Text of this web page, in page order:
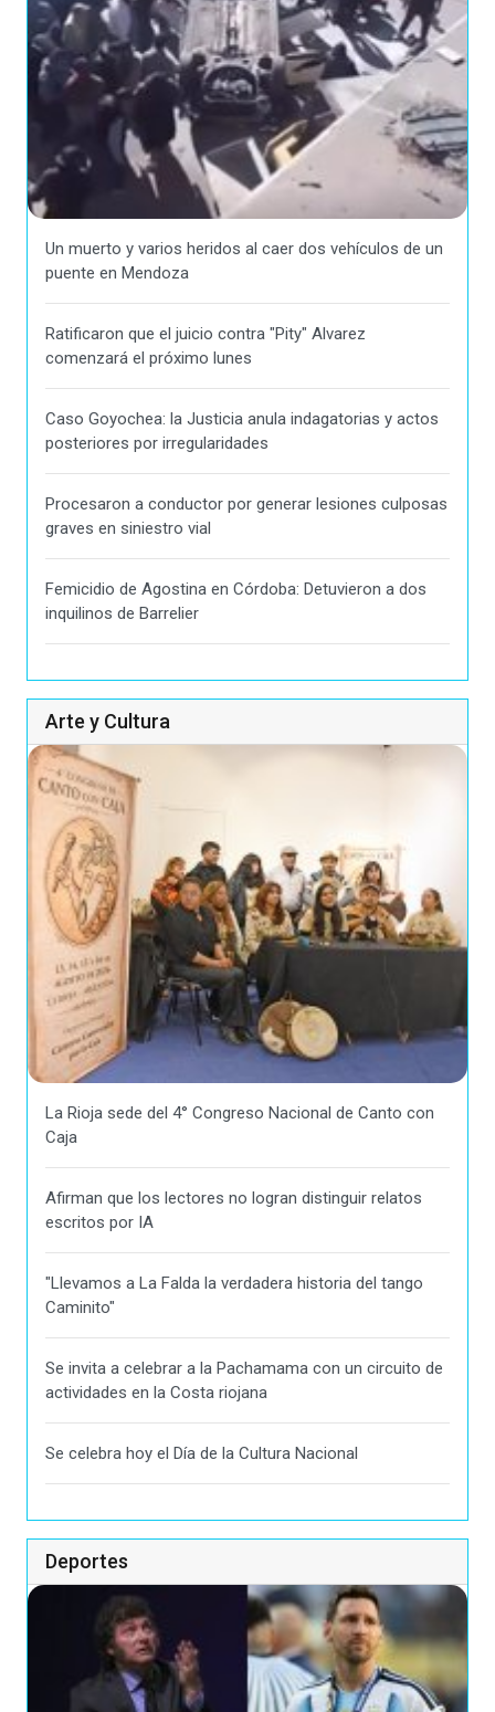
Un muerto y varios heridos al caer dos vehículos de un
puente en Mendoza
Ratificaron que el juicio contra "Pity" Alvarez
comenzará el próximo lunes
Caso Goyochea: la Justicia anula indagatorias y actos
posteriores por irregularidades
Procesaron a conductor por generar lesiones culposas
graves en siniestro vial
Femicidio de Agostina en Córdoba: Detuvieron a dos
inquilinos de Barrelier
Arte y Cultura
La Rioja sede del 4° Congreso Nacional de Canto con
Caja
Afirman que los lectores no logran distinguir relatos
escritos por IA
"Llevamos a La Falda la verdadera historia del tango
Caminito"
Se invita a celebrar a la Pachamama con un circuito de
actividades en la Costa riojana
Se celebra hoy el Día de la Cultura Nacional
Deportes